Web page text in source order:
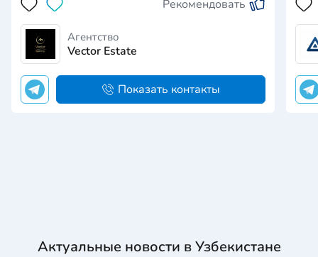
компаний - NRG-BI и Al Bina, где вы имеете
возможность жить в ритме Манхэттена.
Энергия мегаполиса и статус
калифорнийской роскоши воплотились в
продума…
Рекомендовать
Агентство
Vector Estate
Показать контакты
Он
Актуальные новости в Узбекистане